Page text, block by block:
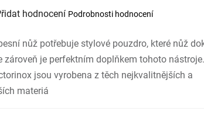
hodnocení Podrobnosti hodnocení
nůž potřebuje stylové pouzdro, které nůž
zároveň je perfektním doplňkem tohoto
jsou vyrobena z těch nejkvalitnějších a
materiá